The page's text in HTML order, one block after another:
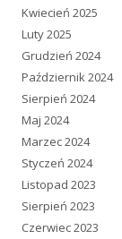
Kwiecień 2025
Luty 2025
Grudzień 2024
Październik 2024
Sierpień 2024
Maj 2024
Marzec 2024
Styczeń 2024
Listopad 2023
Sierpień 2023
Czerwiec 2023